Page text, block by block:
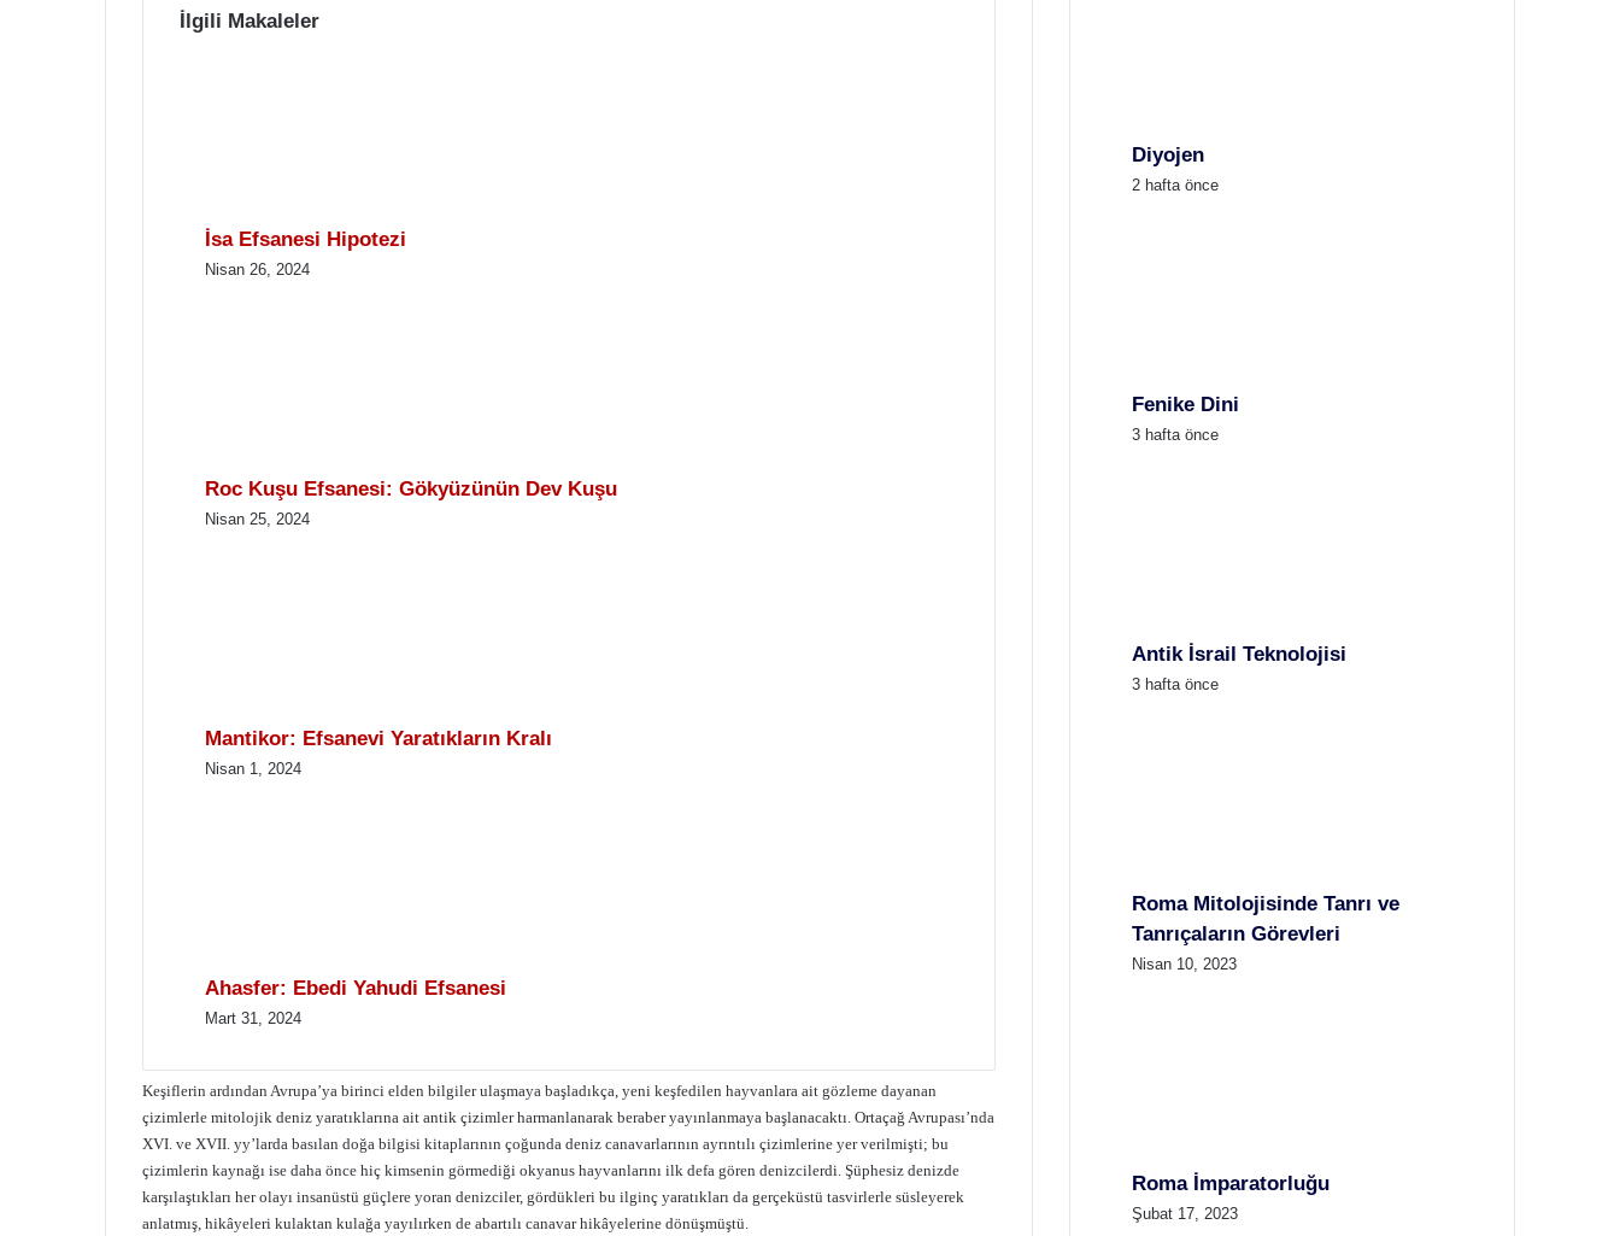
İlgili Makaleler
İsa Efsanesi Hipotezi
Nisan 26, 2024
Roc Kuşu Efsanesi: Gökyüzünün Dev Kuşu
Nisan 25, 2024
Mantikor: Efsanevi Yaratıkların Kralı
Nisan 1, 2024
Ahasfer: Ebedi Yahudi Efsanesi
Mart 31, 2024
Keşiflerin ardından Avrupa’ya birinci elden bilgiler ulaşmaya başladıkça, yeni keşfedilen hayvanlara ait gözleme dayanan
çizimlerle mitolojik deniz yaratıklarına ait antik çizimler harmanlanarak beraber yayınlanmaya başlanacaktı. Ortaçağ Avrupası’nda
XVI. ve XVII. yy’larda basılan doğa bilgisi kitaplarının çoğunda deniz canavarlarının ayrıntılı çizimlerine yer verilmişti; bu
çizimlerin kaynağı ise daha önce hiç kimsenin görmediği okyanus hayvanlarını ilk defa gören denizcilerdi. Şüphesiz denizde
karşılaştıkları her olayı insanüstü güçlere yoran denizciler, gördükleri bu ilginç yaratıkları da gerçeküstü tasvirlerle süsleyerek
anlatmış, hikâyeleri kulaktan kulağa yayılırken de abartılı canavar hikâyelerine dönüşmüştü.
Diyojen
2 hafta önce
Fenike Dini
3 hafta önce
Antik İsrail Teknolojisi
3 hafta önce
Roma Mitolojisinde Tanrı ve
Tanrıçaların Görevleri
Nisan 10, 2023
Roma İmparatorluğu
Şubat 17, 2023